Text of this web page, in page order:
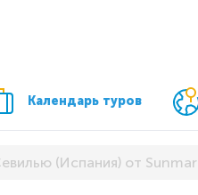
Календарь туров
(Испания) от Sunmar